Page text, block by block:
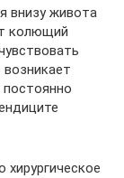
внизу живота
колющий